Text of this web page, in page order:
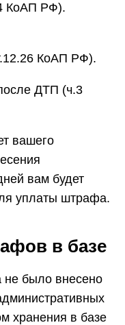
КоАП РФ).
КоАП РФ).
ДТП (ч.3
вашего
вам будет
уплаты штрафа.
в базе
не было внесено
хранения в базе